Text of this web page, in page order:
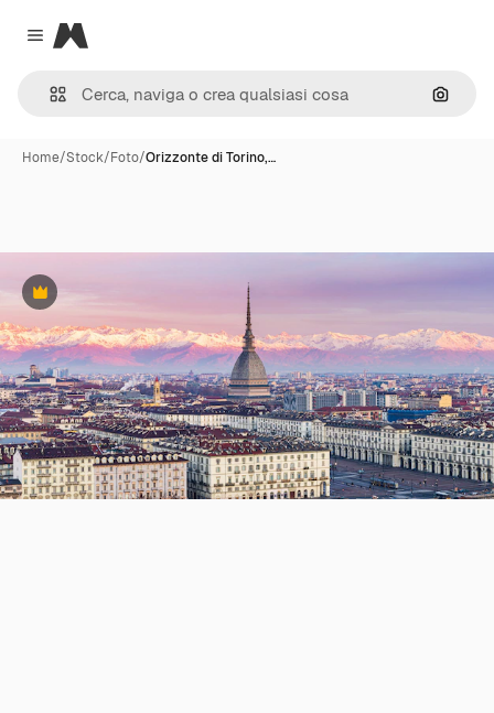
Close menu
Magnific
Cerca
Home/Stock/Foto/Orizzonte di Torino,…
Premium